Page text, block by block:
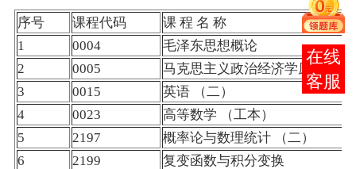
序号 课程代码
课 程 名 称
1
0004
毛泽东思想概论
2
0005
马克思主义政治经济学原理
3
0015
英语 （二）
4
0023
高等数学 （工本）
5
2197
概率论与数理统计 （二）
6
2199
复变函数与积分变换
报考
咨询